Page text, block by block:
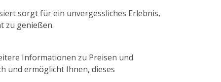
sorgt für ein unvergessliches Erlebnis,
zu genießen.
Informationen zu Preisen und
und ermöglicht Ihnen, dieses